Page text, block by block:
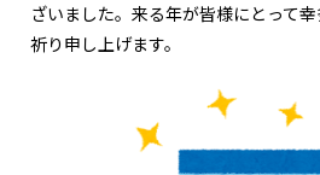
ざいました。来る年が皆様にとって
祈り申し上げます。